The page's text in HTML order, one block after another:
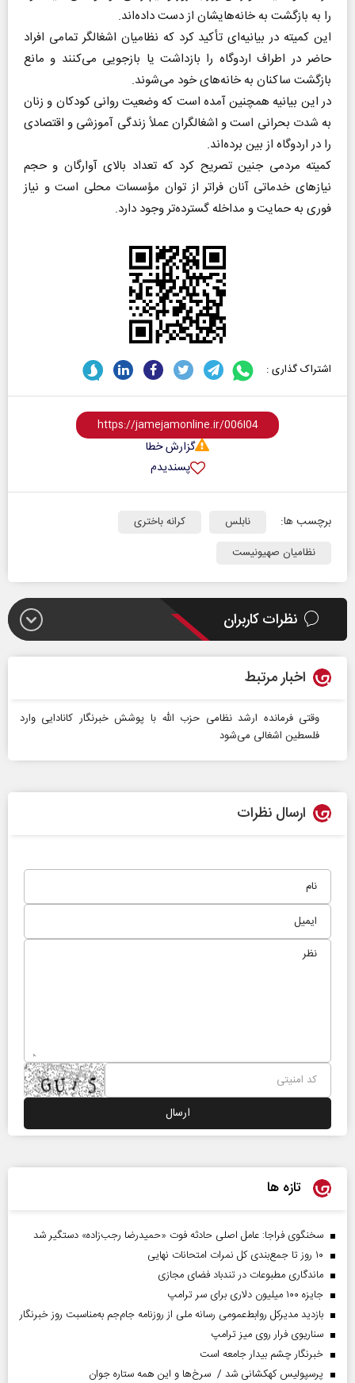
را به بازگشت به خانه‌هایشان از دست داده‌اند.
این کمیته در بیانیه‌ای تأکید کرد که نظامیان اشغالگر تمامی افراد
حاضر در اطراف اردوگاه را بازداشت یا بازجویی می‌کنند و مانع
بازگشت ساکنان به خانه‌های خود می‌شوند.
در این بیانیه همچنین آمده است که وضعیت روانی کودکان و زنان
به شدت بحرانی است و اشغالگران عملاً زندگی آموزشی و اقتصادی
را در اردوگاه از بین برده‌اند.
کمیته مردمی جنین تصریح کرد که تعداد بالای آوارگان و حجم
نیازهای خدماتی آنان فراتر از توان مؤسسات محلی است و نیاز
فوری به حمایت و مداخله گسترده‌تر وجود دارد.
اشتراک گذاری :
گزارش خطا
پسندیدم
برچسب ها: نابلس
کرانه باختری
نظامیان صهیونیست
نظرات کاربران
اخبار مرتبط
وقتی فرمانده ارشد نظامی حزب الله با پوشش خبرنگار کانادایی وارد
فلسطین اشغالی می‌شود
ارسال نظرات
تازه ها
سخنگوی فراجا: عامل اصلی حادثه فوت «حمیدرضا رجب‌زاده» دستگیر شد
۱۰ روز تا جمع‌بندی کل نمرات امتحانات نهایی
ماندگاری مطبوعات در تندباد فضای مجازی
جایزه ۱۰۰ میلیون دلاری برای سر ترامپ
بازدید مدیرکل روابط‌عمومی رسانه ملی از روزنامه جام‌جم به‌مناسبت روز خبرنگار
سناریوی فرار روی میز ترامپ
خبرنگار چشم بیدار جامعه است
پرسپولیس کهکشانی شد / سرخ‌ها و این همه ستاره جوان